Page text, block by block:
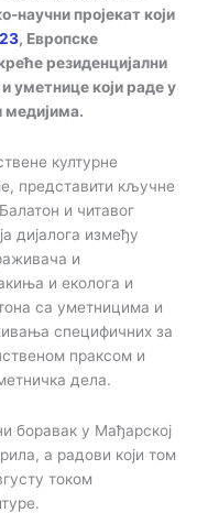
пројекат који
, Европске
резиденцијални
уметнице који раде у
медијима.
културне
представити кључне
и читавог
дијалога између
и
и еколога и
са уметницима и
специфичних за
праксом и
дела.
боравак у Мађарској
а радови који том
током